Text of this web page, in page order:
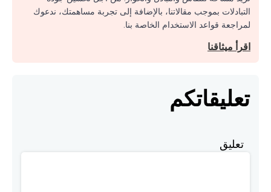
التبادلات بموجب مقالاتنا، بالإضافة إلى تجربة مساهمتك، ندعوك
لمراجعة قواعد الاستخدام الخاصة بنا.
اقرأ ميثاقنا
تعليقاتكم
تعليق